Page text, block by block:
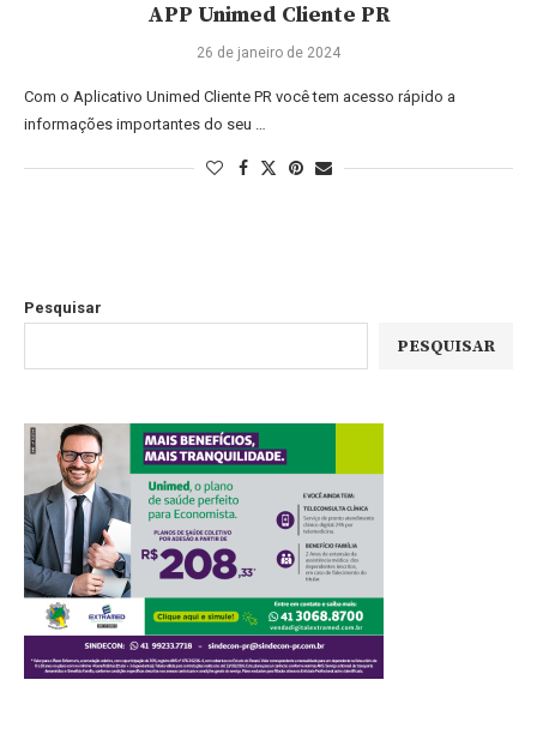
APP Unimed Cliente PR
26 de janeiro de 2024
Com o Aplicativo Unimed Cliente PR você tem acesso rápido a
informações importantes do seu …
Pesquisar
PESQUISAR